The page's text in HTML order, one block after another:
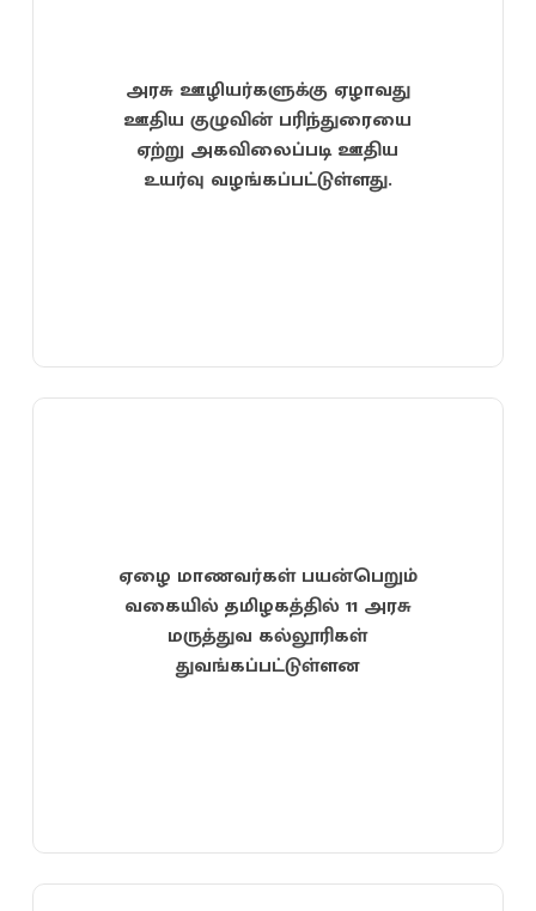
அரசு ஊழியர்களுக்கு ஏழாவது
ஊதிய குழுவின் பரிந்துரையை
ஏற்று அகவிலைப்படி ஊதிய
உயர்வு வழங்கப்பட்டுள்ளது.
ஏழை மாணவர்கள் பயன்பெறும்
வகையில் தமிழகத்தில் 11 அரசு
மருத்துவ கல்லூரிகள்
துவங்கப்பட்டுள்ளன